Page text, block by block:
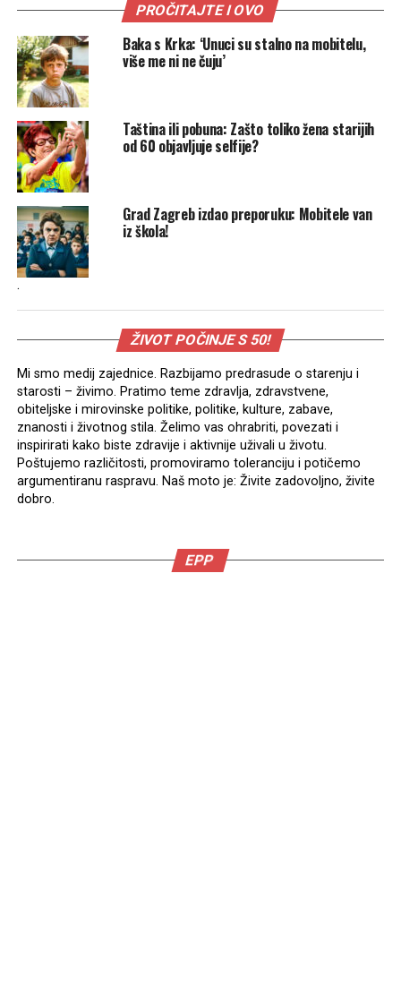
PROČITAJTE I OVO
Baka s Krka: ‘Unuci su stalno na mobitelu,
više me ni ne čuju’
Taština ili pobuna: Zašto toliko žena starijih
od 60 objavljuje selfije?
Grad Zagreb izdao preporuku: Mobitele van
iz škola!
.
ŽIVOT POČINJE S 50!
Mi smo medij zajednice. Razbijamo predrasude o starenju i
starosti – živimo. Pratimo teme zdravlja, zdravstvene,
obiteljske i mirovinske politike, politike, kulture, zabave,
znanosti i životnog stila. Želimo vas ohrabriti, povezati i
inspirirati kako biste zdravije i aktivnije uživali u životu.
Poštujemo različitosti, promoviramo toleranciju i potičemo
argumentiranu raspravu. Naš moto je: Živite zadovoljno, živite
dobro.
EPP